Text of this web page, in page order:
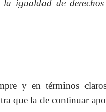
igualdad de
y en términos
que la de continuar